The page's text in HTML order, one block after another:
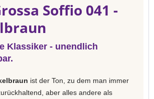
Soffio 041 -
Klassiker - unendlich
ist der Ton, zu dem man immer
aber alles andere als